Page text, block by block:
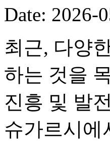
Date: 2026-
최근, 다양
하는 것을
진흥 및 발
슈가르시에